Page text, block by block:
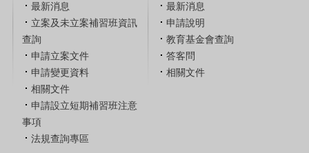
最新消息
立案及未立案補習班資訊
查詢
申請立案文件
申請變更資料
相關文件
申請設立短期補習班注意
事項
法規查詢專區
最新消息
申請說明
教育基金會查詢
答客問
相關文件